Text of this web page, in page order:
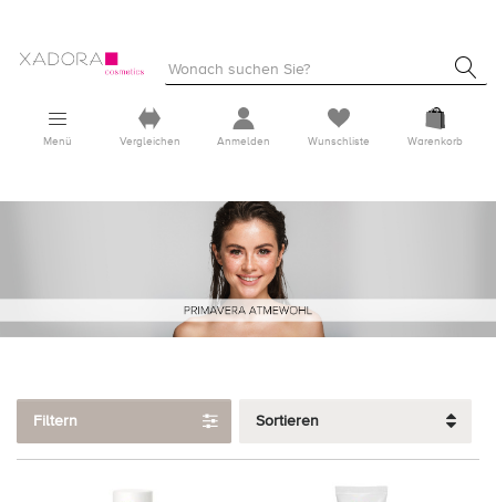
Menü Vergleichen Anmelden Wunschliste Warenkorb
Filtern Sortieren